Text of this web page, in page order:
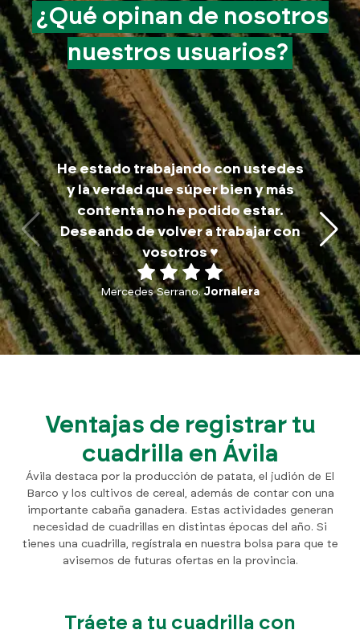
¿Qué opinan de nosotros
nuestros usuarios?
He estado trabajando con ustedes
y la verdad que súper bien y más
contenta no he podido estar.
Deseando de volver a trabajar con
vosotros ♥️
Mercedes Serrano.Jornalera
Ventajas de registrar tu
cuadrilla en Ávila
Ávila destaca por la producción de patata, el judión de El
Barco y los cultivos de cereal, además de contar con una
importante cabaña ganadera. Estas actividades generan
necesidad de cuadrillas en distintas épocas del año. Si
tienes una cuadrilla, regístrala en nuestra bolsa para que te
avisemos de futuras ofertas en la provincia.
Tráete a tu cuadrilla con